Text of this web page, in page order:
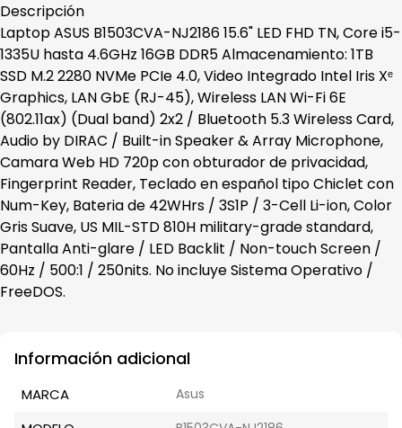
Descripción
Laptop ASUS B1503CVA-NJ2186 15.6" LED FHD TN, Core i5-
1335U hasta 4.6GHz 16GB DDR5 Almacenamiento: 1TB
SSD M.2 2280 NVMe PCIe 4.0, Video Integrado Intel Iris Xᵉ
Graphics, LAN GbE (RJ-45), Wireless LAN Wi-Fi 6E
(802.11ax) (Dual band) 2x2 / Bluetooth 5.3 Wireless Card,
Audio by DIRAC / Built-in Speaker & Array Microphone,
Camara Web HD 720p con obturador de privacidad,
Fingerprint Reader, Teclado en español tipo Chiclet con
Num-Key, Bateria de 42WHrs / 3S1P / 3-Cell Li-ion, Color
Gris Suave, US MIL-STD 810H military-grade standard,
Pantalla Anti-glare / LED Backlit / Non-touch Screen /
60Hz / 500:1 / 250nits. No incluye Sistema Operativo /
FreeDOS.
Información adicional
MARCA Asus